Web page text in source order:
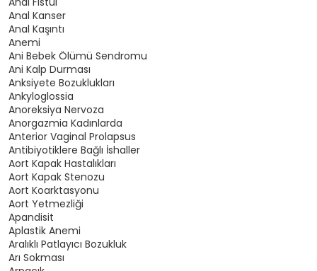
Anal Kanser
Anal Kaşıntı
Anemi
Ani Bebek Ölümü Sendromu
Ani Kalp Durması
Anksiyete Bozuklukları
Ankyloglossia
Anoreksiya Nervoza
Anorgazmia Kadınlarda
Anterior Vaginal Prolapsus
Antibiyotiklere Bağlı İshaller
Aort Kapak Hastalıkları
Aort Kapak Stenozu
Aort Koarktasyonu
Aort Yetmezliği
Apandisit
Aplastik Anemi
Aralıklı Patlayıcı Bozukluk
Arı Sokması